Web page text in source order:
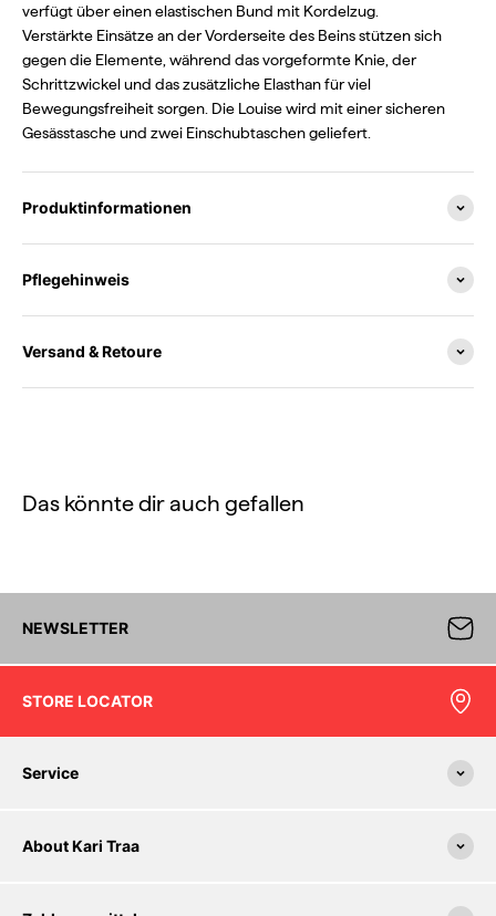
verfügt über einen elastischen Bund mit Kordelzug.
Verstärkte Einsätze an der Vorderseite des Beins stützen sich
gegen die Elemente, während das vorgeformte Knie, der
Schrittzwickel und das zusätzliche Elasthan für viel
Bewegungsfreiheit sorgen. Die Louise wird mit einer sicheren
Gesässtasche und zwei Einschubtaschen geliefert.
Produktinformationen
Pflegehinweis
Versand & Retoure
Das könnte dir auch gefallen
NEWSLETTER
STORE LOCATOR
Service
About Kari Traa